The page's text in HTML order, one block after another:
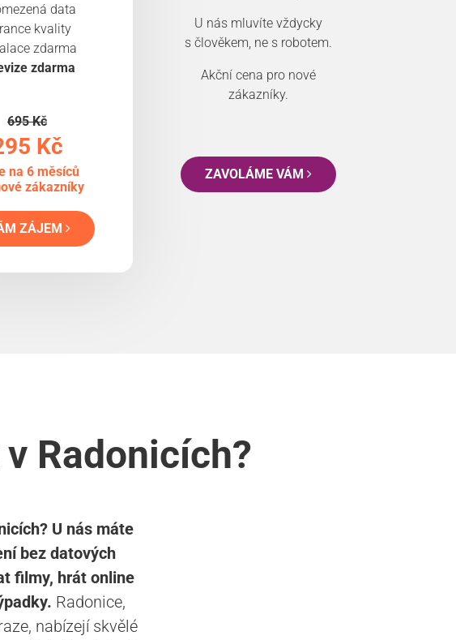
data
kvality
zdarma
zdarma
695 Kč
Kč
na 6 měsíců
zákazníky
ZÁJEM
U nás mluvíte vždycky
s člověkem, ne s robotem.
Akční cena pro nové
zákazníky.
ZAVOLÁME VÁM
Radonicích?
U nás máte
bez datových
filmy, hrát online
Radonice,
nabízejí skvělé